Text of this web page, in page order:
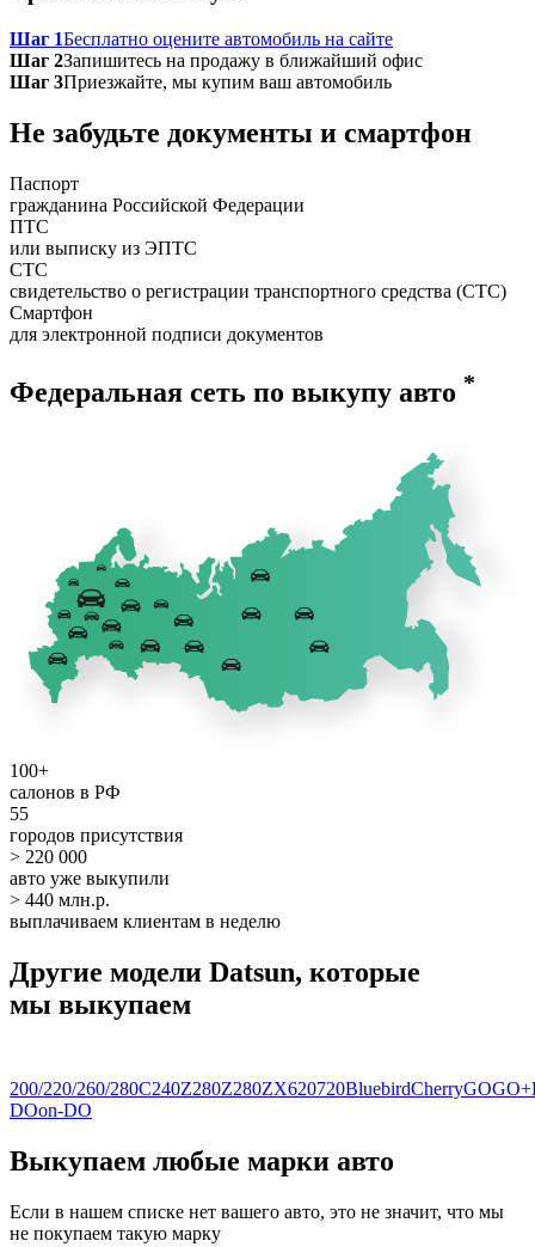
Шаг 1Бесплатно оцените автомобиль на сайте
Шаг 2Запишитесь на продажу в ближайший офис
Шаг 3Приезжайте, мы купим ваш автомобиль
Не забудьте документы и смартфон
Паспорт
гражданина Российской Федерации
ПТС
или выписку из ЭПТС
СТС
свидетельство о регистрации транспортного средства (СТС)
Смартфон
для электронной подписи документов
Федеральная сеть по выкупу авто *
100+
салонов в РФ
55
городов присутствия
> 220 000
авто уже выкупили
> 440 млн.р.
выплачиваем клиентам в неделю
Другие модели Datsun, которые
мы выкупаем
200/220/260/280C240Z280Z280ZX620720BluebirdCherryGOGO+
DOon-DO
Выкупаем любые марки авто
Если в нашем списке нет вашего авто, это не значит, что мы
не покупаем такую марку